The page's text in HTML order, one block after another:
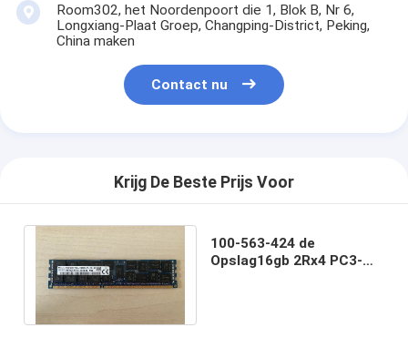
Room302, het Noordenpoort die 1, Blok B, Nr 6,
Longxiang-Plaat Groep, Changping-District, Peking,
China maken
Contact nu
Krijg De Beste Prijs Voor
100-563-424 de
Opslag16gb 2Rx4 PC3-